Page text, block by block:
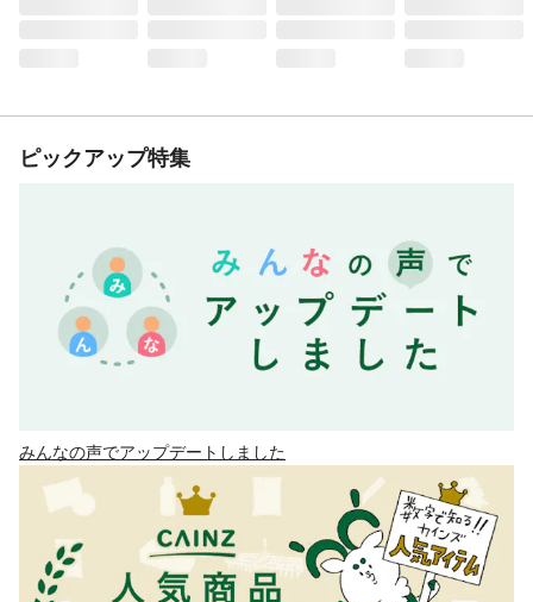
ピックアップ特集
みんなの声でアップデートしました